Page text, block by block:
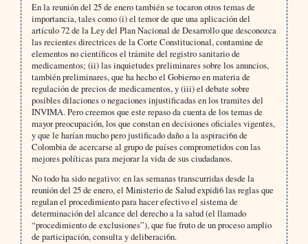
En la reunión del 25 de enero también se tocaron otros temas de
importancia, tales como (i) el temor de que una aplicación del
artículo 72 de la Ley del Plan Nacional de Desarrollo que desconozca
las recientes directrices de la Corte Constitucional, contamine de
elementos no científicos el trámite del registro sanitario de
medicamentos; (ii) las inquietudes preliminares sobre los anuncios,
también preliminares, que ha hecho el Gobierno en materia de
regulación de precios de medicamentos, y (iii) el debate sobre
posibles dilaciones o negaciones injustificadas en los tramites del
INVIMA. Pero creemos que este repaso da cuenta de los temas de
mayor preocupación, los que constan en decisiones oficiales vigentes,
y que le harían mucho pero justificado daño a la aspiraci6n de
Colombia de acercarse al grupo de países comprometidos con las
mejores políticas para mejorar la vida de sus ciudadanos.
No todo ha sido negativo: en las semanas transcurridas desde la
reunión del 25 de enero, el Ministerio de Salud expidi6 las reglas que
regulan el procedimiento para hacer efectivo el sistema de
determinación del alcance del derecho a la salud (el llamado
“procedimiento de exclusiones”), que fue fruto de un proceso amplio
de participación, consulta y deliberaci6n.